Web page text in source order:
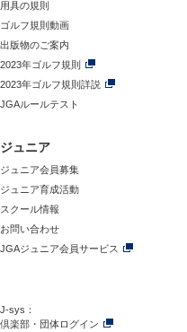
用具の規則
ゴルフ規則動画
出版物のご案内
2023年ゴルフ規則
2023年ゴルフ規則詳説
JGAルールテスト
ジュニア
ジュニア会員募集
ジュニア育成活動
スクール情報
お問い合わせ
JGAジュニア会員サービス
J-sys：
倶楽部・団体ログイン